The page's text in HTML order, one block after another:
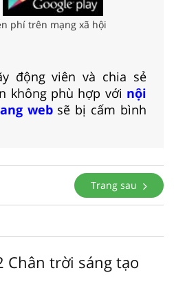
phí trên mạng xã hội
động viên và chia sẻ
không phù hợp với nội
websẽ bị cấm bình
Trang sau
Chân trời sáng tạo